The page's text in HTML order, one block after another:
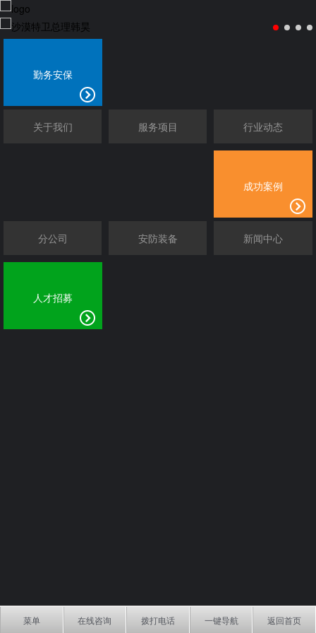
勤务安保
关于我们 服务项目 行业动态
成功案例
分公司 安防装备 新闻中心
人才招募
菜单 在线咨询 拨打电话 一键导航 返回首页